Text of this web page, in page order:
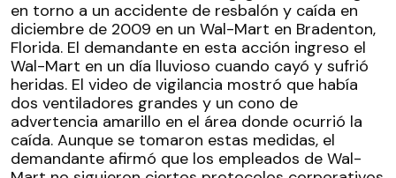
en torno a un accidente de resbalón y caída en
diciembre de 2009 en un Wal-Mart en Bradenton,
Florida. El demandante en esta acción ingreso el
Wal-Mart en un día lluvioso cuando cayó y sufrió
heridas. El video de vigilancia mostró que había
dos ventiladores grandes y un cono de
advertencia amarillo en el área donde ocurrió la
caída. Aunque se tomaron estas medidas, el
demandante afirmó que los empleados de Wal-